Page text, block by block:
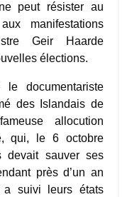
peut résister au
manifestations
Geir Haarde
élections.
le documentariste
des Islandais de
allocution
qui, le 6 octobre
sauver ses
près d’un an
suivi leurs états